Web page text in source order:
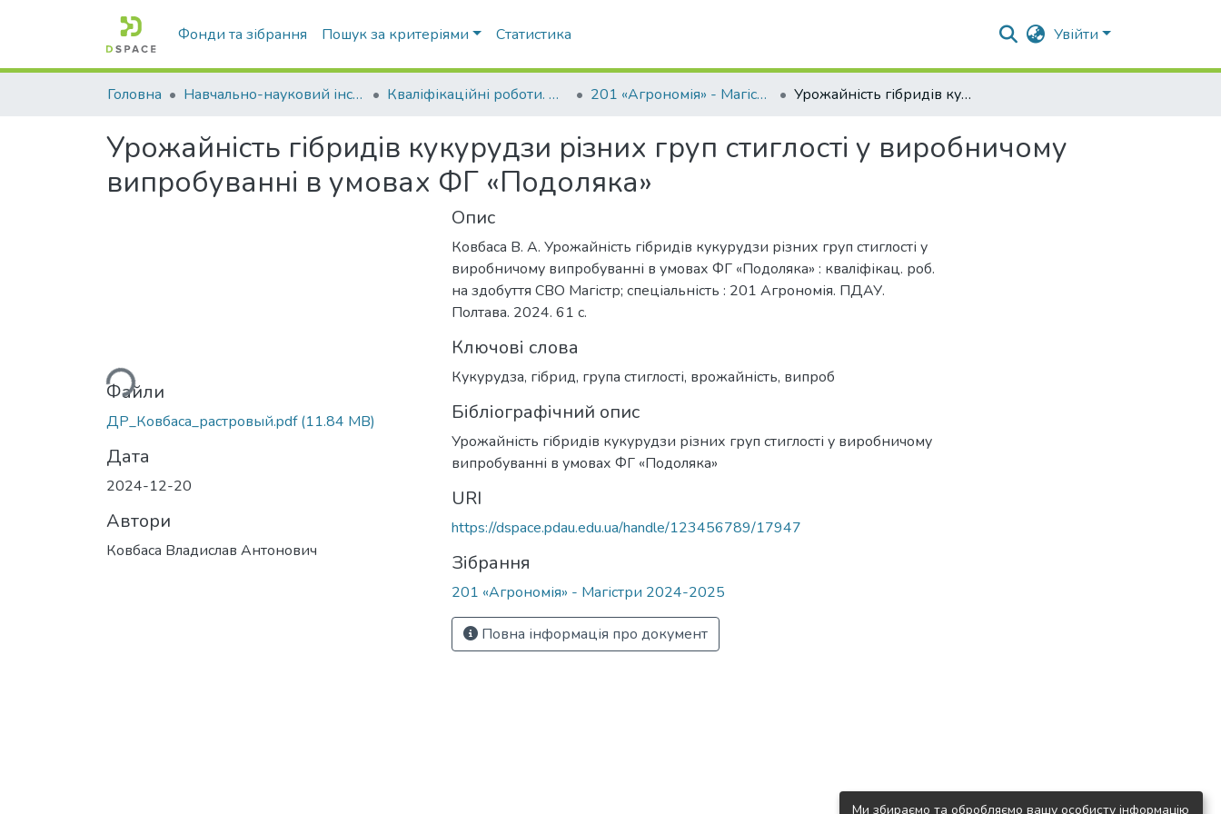
Фонди та зібрання Пошук за критеріями Статистика Увійти
Головна Навчально-науковий інститут агротехнологій, селекції та екології Кваліфікаційні роботи. ННІ агротехнологій, селекції та екології 201 «Агрономія» - Магістри 2024-2025 Урожайність гібридів кукурудзи різних груп стиглості у виробничому випробуванні в умовах ФГ «Подоляка»
Урожайність гібридів кукурудзи різних груп стиглості у виробничому
випробуванні в умовах ФГ «Подоляка»
Вантажиться...
Файли
ДР_Ковбаса_растровый.pdf(11.84 MB)
Дата
2024-12-20
Автори
Ковбаса Владислав Антонович
Опис
Ковбаса В. А. Урожайність гібридів кукурудзи різних груп стиглості у
виробничому випробуванні в умовах ФГ «Подоляка» : кваліфікац. роб.
на здобуття СВО Магістр; спеціальність : 201 Агрономія. ПДАУ.
Полтава. 2024. 61 с.
Ключові слова
Кукурудза, гібрид, група стиглості, врожайність, випроб
Бібліографічний опис
Урожайність гібридів кукурудзи різних груп стиглості у виробничому
випробуванні в умовах ФГ «Подоляка»
URI
https://dspace.pdau.edu.ua/handle/123456789/17947
Зібрання
201 «Агрономія» - Магістри 2024-2025
Повна інформація про документ
Ми збираємо та обробляємо вашу особисту інформацію